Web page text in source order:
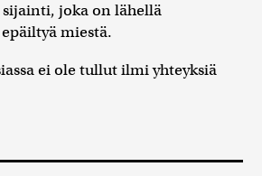
joka on lähellä
miestä.
ei ole tullut ilmi yhteyksiä